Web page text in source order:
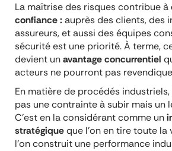
La maîtrise des risques contribue à
confiance :auprès des clients, des
assureurs, et aussi des équipes
sécurité est une priorité. À terme,
devient unavantage concurrentiel
acteurs ne pourront pas
En matière de procédés industriels,
pas une contrainte à subir mais un
C’est en la considérant comme un
stratégiqueque l’on en tire toute
l’on construit une performance